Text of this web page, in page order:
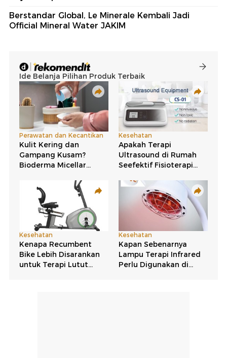
Berstandar Global, Le Minerale Kembali Jadi
Official Mineral Water JAKIM